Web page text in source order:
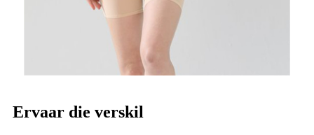
Ervaar die verskil